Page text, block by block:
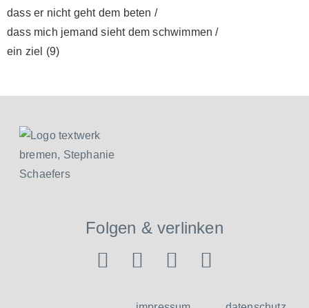
dass er nicht geht dem beten /
dass mich jemand sieht dem schwimmen /
ein ziel (9)
Folgen & verlinken